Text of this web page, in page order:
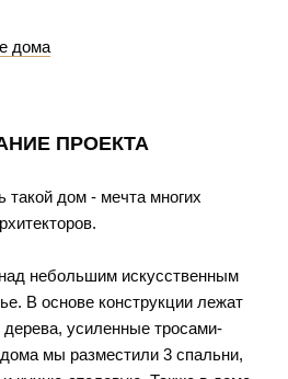
дома
ПРОЕКТА
такой дом - мечта многих
небольшим искусственным
В основе конструкции лежат
дерева, усиленные тросами-
мы разместили 3 спальни,